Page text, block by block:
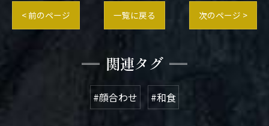
< 前のページ 一覧に戻る 次のページ >
関連タグ
#顔合わせ #和食